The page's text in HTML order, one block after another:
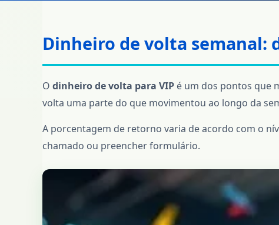
Dinheiro de volta semanal:
O dinheiro de volta para VIP é um dos pontos que
volta uma parte do que movimentou ao longo da
A porcentagem de retorno varia de acordo com o
chamado ou preencher formulário.